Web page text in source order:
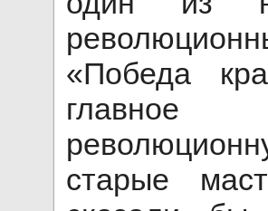
«Победа
старые